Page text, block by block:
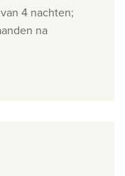
4 nachten;
na